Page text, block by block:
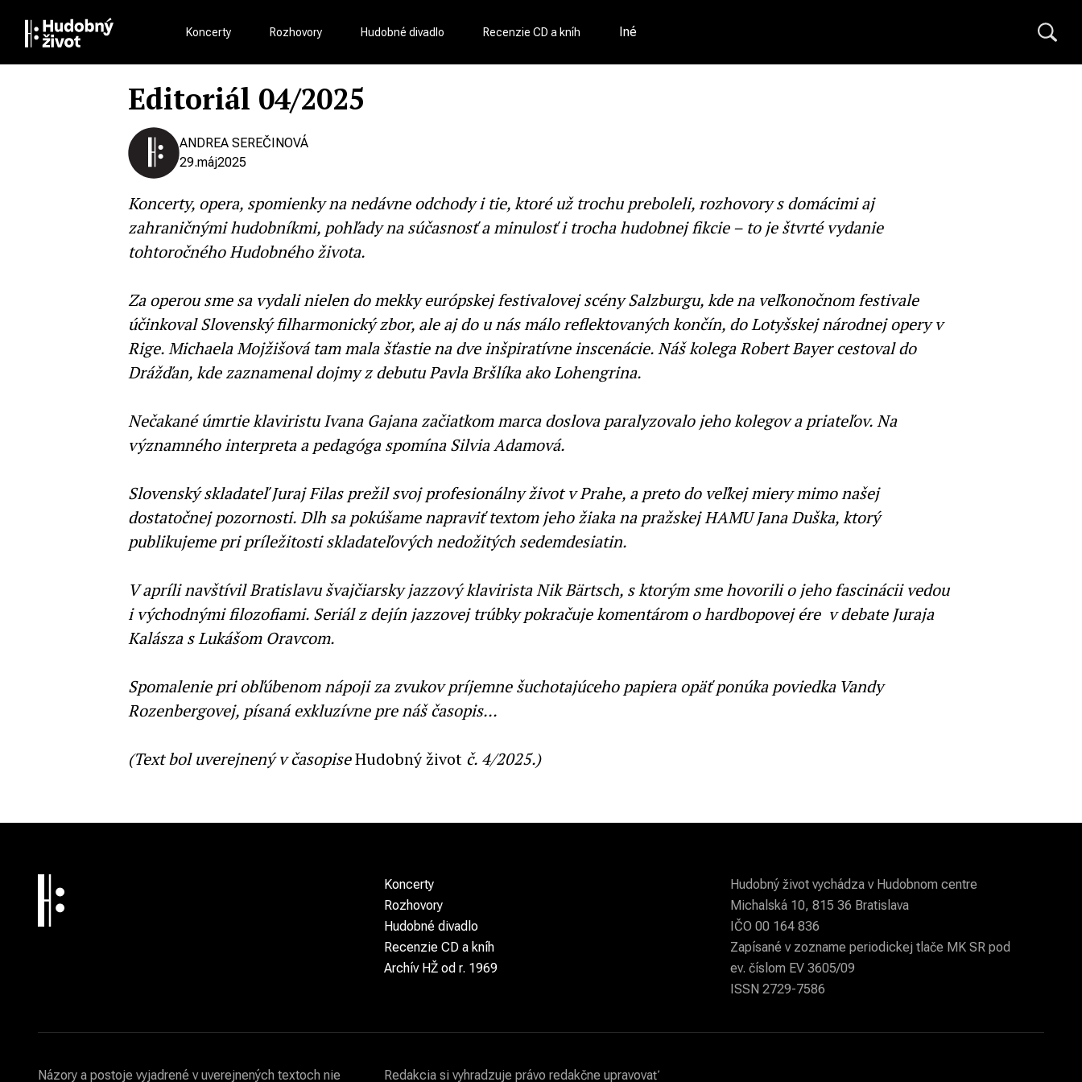
Koncerty Rozhovory Hudobné divadlo Recenzie CD a kníh Iné
Editoriál 04/2025
ANDREA SEREČINOVÁ
29.máj2025
Koncerty, opera, spomienky na nedávne odchody i tie, ktoré už trochu preboleli, rozhovory s domácimi aj
zahraničnými hudobníkmi, pohľady na súčasnosť a minulosť i trocha hudobnej fikcie – to je štvrté vydanie
tohtoročného Hudobného života.
Za operou sme sa vydali nielen do mekky európskej festivalovej scény Salzburgu, kde na veľkonočnom festivale
účinkoval Slovenský filharmonický zbor, ale aj do u nás málo reflektovaných končín, do Lotyšskej národnej opery v
Rige. Michaela Mojžišová tam mala šťastie na dve inšpiratívne inscenácie. Náš kolega Robert Bayer cestoval do
Drážďan, kde zaznamenal dojmy z debutu Pavla Bršlíka ako Lohengrina.
Nečakané úmrtie klaviristu Ivana Gajana začiatkom marca doslova paralyzovalo jeho kolegov a priateľov. Na
významného interpreta a pedagóga spomína Silvia Adamová.
Slovenský skladateľ Juraj Filas prežil svoj profesionálny život v Prahe, a preto do veľkej miery mimo našej
dostatočnej pozornosti. Dlh sa pokúšame napraviť textom jeho žiaka na pražskej HAMU Jana Duška, ktorý
publikujeme pri príležitosti skladateľových nedožitých sedemdesiatin.
V apríli navštívil Bratislavu švajčiarsky jazzový klavirista Nik Bärtsch, s ktorým sme hovorili o jeho fascinácii vedou
i východnými filozofiami. Seriál z dejín jazzovej trúbky pokračuje komentárom o hardbopovej ére v debate Juraja
Kalásza s Lukášom Oravcom.
Spomalenie pri obľúbenom nápoji za zvukov príjemne šuchotajúceho papiera opäť ponúka poviedka Vandy
Rozenbergovej, písaná exkluzívne pre náš časopis...
(Text bol uverejnený v časopiseHudobný život č. 4/2025.)
Koncerty
Rozhovory
Hudobné divadlo
Recenzie CD a kníh
Archív HŽ od r. 1969
Hudobný život vychádza v Hudobnom centre
Michalská 10, 815 36 Bratislava
IČO 00 164 836
Zapísané v zozname periodickej tlače MK SR pod
ev. číslom EV 3605/09
ISSN 2729-7586
Názory a postoje vyjadrené v uverejnených textoch nie Redakcia si vyhradzuje právo redakčne upravovať